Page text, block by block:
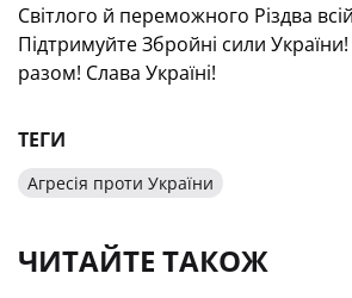
Світлого й переможного Різдва
Підтримуйте Збройні сили
разом! Слава Україні!
ТЕГИ
Агресія проти України
ЧИТАЙТЕ ТАКОЖ